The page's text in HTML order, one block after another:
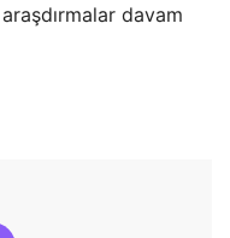
davam